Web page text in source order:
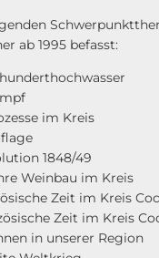
ab 1995 be­fasst:
im Kreis
1848/49
Weinbau im Kreis
Zeit im Kreis
Zeit im Kreis
in unserer Region